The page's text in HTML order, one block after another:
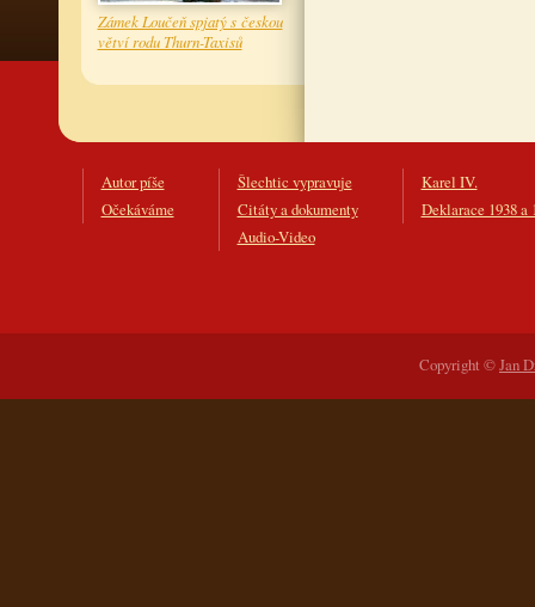
Zámek Loučeň spjatý s českou
větví rodu Thurn-Taxisů
Autor píše
Očekáváme
Šlechtic vypravuje
Citáty a dokumenty
Audio-Video
Karel IV.
Deklarace 1938 a
Copyright ©Jan